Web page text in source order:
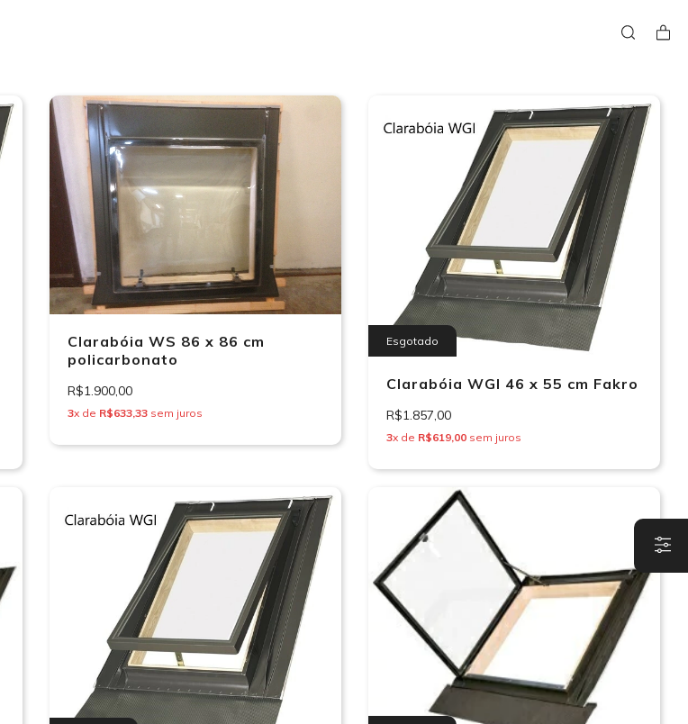
Clarabóia WS 86 x 86 cm
policarbonato
R$1.900,00
3x de R$633,33 sem juros
Esgotado
Clarabóia WGI 46 x 55 cm Fakro
R$1.857,00
3x de R$619,00 sem juros